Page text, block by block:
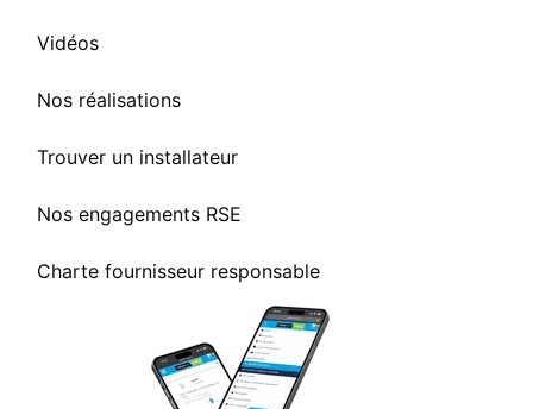
Vidéos
Nos réalisations
Trouver un installateur
Nos engagements RSE
Charte fournisseur responsable